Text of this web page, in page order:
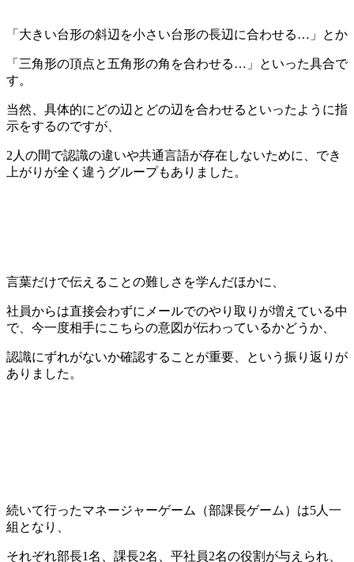
「大きい台形の斜辺を小さい台形の長辺に合わせる…」とか
「三角形の頂点と五角形の角を合わせる…」といった具合で
す。
当然、具体的にどの辺とどの辺を合わせるといったように指
示をするのですが、
2人の間で認識の違いや共通言語が存在しないために、でき
上がりが全く違うグループもありました。
言葉だけで伝えることの難しさを学んだほかに、
社員からは直接会わずにメールでのやり取りが増えている中
で、今一度相手にこちらの意図が伝わっているかどうか、
認識にずれがないか確認することが重要、という振り返りが
ありました。
続いて行ったマネージャーゲーム（部課長ゲーム）は5人一
組となり、
それぞれ部長1名、課長2名、平社員2名の役割が与えられ、